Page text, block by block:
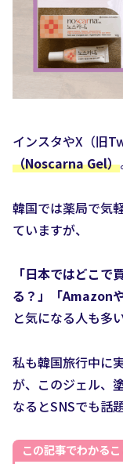
インスタやX（旧
（Noscarna Gel）
韓国では薬局で気
ていますが、
「日本ではどこ
る？」「Amazon
と気になる人も多い
私も韓国旅行中に
が、このジェル、
なるとSNSでも話
この記事でわかるこ